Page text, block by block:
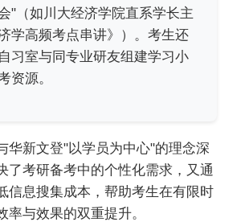
"（如川大经济学院直系学长主
学高频考点串讲》）。考生还
习室与同专业研友组建学习小
资源。
华新文登"以学员为中心"的理念深
了考研备考中的个性化需求，又通
信息搜集成本，帮助考生在有限时
率与效果的双重提升。